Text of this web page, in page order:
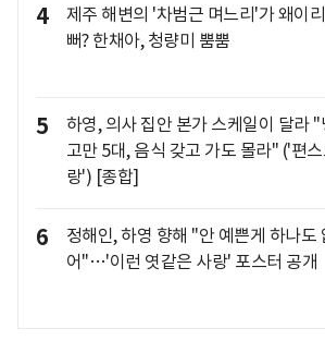
4
제주 해변의 '차범근 며느리'가 왜이
뻐? 한채아, 청량미 뿜뿜
5
하영, 의사 집안 본가 스케일이 달라 "
고만 5대, 음식 갖고 가도 몰라" ('편
랑') [종합]
6
정해인, 하영 향해 "안 예쁜게 하나도
어"…'이런 엿같은 사랑' 포스터 공개